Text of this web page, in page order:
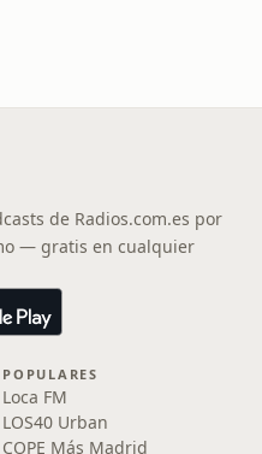
de Radios.com.es por
— gratis en cualquier
POPULARES
Loca FM
LOS40 Urban
COPE Más Madrid